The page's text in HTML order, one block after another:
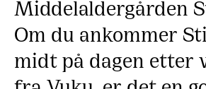
Middelaldergården
Om du ankommer
midt på dagen etter